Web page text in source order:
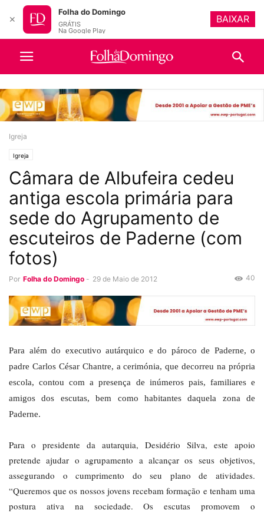
Igreja
Igreja
Câmara de Albufeira cedeu
antiga escola primária para
sede do Agrupamento de
escuteiros de Paderne (com
fotos)
Por Folha do Domingo - 29 de Maio de 2012 40
Para além do executivo autárquico e do pároco de Paderne, o
padre Carlos César Chantre, a cerimónia, que decorreu na própria
escola, contou com a presença de inúmeros pais, familiares e
amigos dos escutas, bem como habitantes daquela zona de
Paderne.
Para o presidente da autarquia, Desidério Silva, este apoio
pretende ajudar o agrupamento a alcançar os seus objetivos,
assegurando o cumprimento do seu plano de atividades.
“Queremos que os nossos jovens recebam formação e tenham uma
postura ativa na sociedade. Os escutas promovem o
✕
Folha do Domingo
GRÁTIS
Na Google Play
BAIXAR